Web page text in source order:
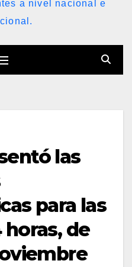
a nivel nacional e
las
para las
de